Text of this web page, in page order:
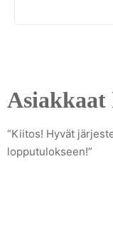
Asiakkaat
“Kiitos! Hyvät
lopputulokseen!”